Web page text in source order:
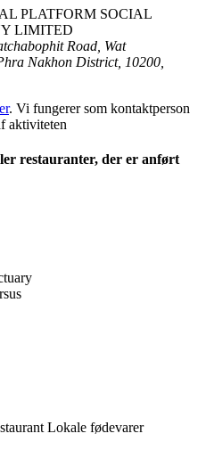
PLATFORM SOCIAL
LIMITED
Road, Wat
Nakhon District, 10200,
. Vi fungerer som kontaktperson
aktiviteten
restauranter, der er anført
Lokale fødevarer